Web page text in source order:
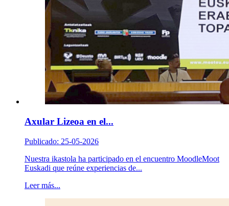
Axular Lizeoa en el...
Publicado: 25-05-2026
Nuestra ikastola ha participado en el encuentro MoodleMoot
Euskadi que reúne experiencias de...
Leer más...